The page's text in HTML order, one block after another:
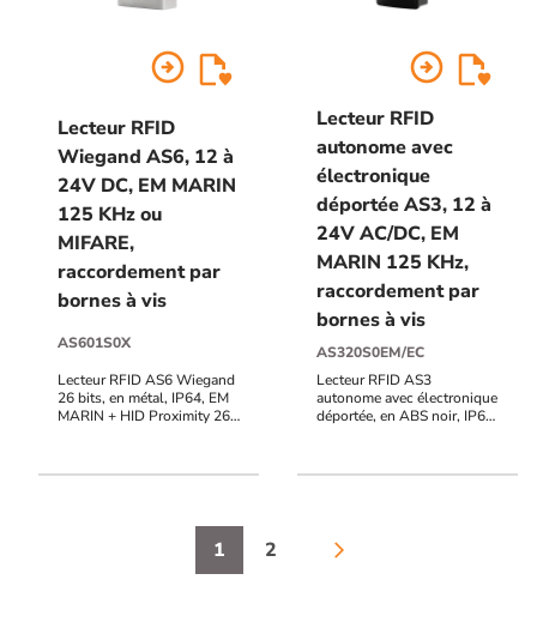
arrow_circle_right
Lecteur RFID
Wiegand AS6, 12 à
24V DC, EM MARIN
125 KHz ou
MIFARE,
raccordement par
bornes à vis
AS601S0X
Lecteur RFID AS6 Wiegand
26 bits, en métal, IP64, EM
MARIN + HID Proximity 26-
Ultralight) 13,56 MHz,
d'état et buzzer pilotables
arrow_circle_right
Lecteur RFID
autonome avec
électronique
déportée AS3, 12 à
24V AC/DC, EM
MARIN 125 KHz,
raccordement par
bornes à vis
AS320S0EM/EC
Lecteur RFID AS3
autonome avec électronique
déportée, en ABS noir, IP64,
12V à 24V AC/DC, 999
(porte ouverte trop
longtemps), PF (porte
1 2 arrow_forward_ios